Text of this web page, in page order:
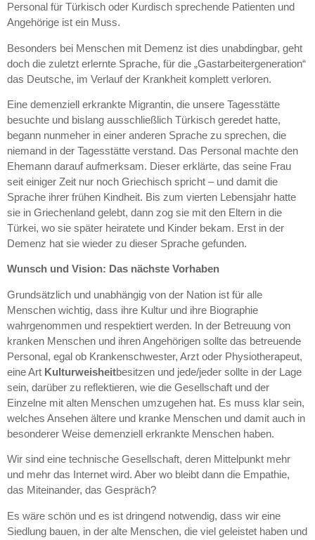
Personal für Türkisch oder Kurdisch sprechende Patienten und
Angehörige ist ein Muss.
Besonders bei Menschen mit Demenz ist dies unabdingbar, geht
doch die zuletzt erlernte Sprache, für die „Gastarbeitergeneration“
das Deutsche, im Verlauf der Krankheit komplett verloren.
Eine demenziell erkrankte Migrantin, die unsere Tagesstätte
besuchte und bislang ausschließlich Türkisch geredet hatte,
begann nunmeher in einer anderen Sprache zu sprechen, die
niemand in der Tagesstätte verstand. Das Personal machte den
Ehemann darauf aufmerksam. Dieser erklärte, das seine Frau
seit einiger Zeit nur noch Griechisch spricht – und damit die
Sprache ihrer frühen Kindheit. Bis zum vierten Lebensjahr hatte
sie in Griechenland gelebt, dann zog sie mit den Eltern in die
Türkei, wo sie später heiratete und Kinder bekam. Erst in der
Demenz hat sie wieder zu dieser Sprache gefunden.
Wunsch und Vision: Das nächste Vorhaben
Grundsätzlich und unabhängig von der Nation ist für alle
Menschen wichtig, dass ihre Kultur und ihre Biographie
wahrgenommen und respektiert werden. In der Betreuung von
kranken Menschen und ihren Angehörigen sollte das betreuende
Personal, egal ob Krankenschwester, Arzt oder Physiotherapeut,
eine Art Kulturweisheitbesitzen und jede/jeder sollte in der Lage
sein, darüber zu reflektieren, wie die Gesellschaft und der
Einzelne mit alten Menschen umzugehen hat. Es muss klar sein,
welches Ansehen ältere und kranke Menschen und damit auch in
besonderer Weise demenziell erkrankte Menschen haben.
Wir sind eine technische Gesellschaft, deren Mittelpunkt mehr
und mehr das Internet wird. Aber wo bleibt dann die Empathie,
das Miteinander, das Gespräch?
Es wäre schön und es ist dringend notwendig, dass wir eine
Siedlung bauen, in der alte Menschen, die viel geleistet haben und